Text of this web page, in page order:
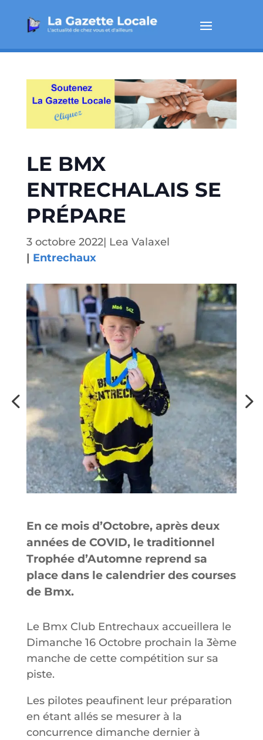
LE BMX
ENTRECHALAIS SE
PRÉPARE
3 octobre 2022| Lea Valaxel
| Entrechaux
En ce mois d’Octobre, après deux
années de COVID, le traditionnel
Trophée d’Automne reprend sa
place dans le calendrier des courses
de Bmx.
Le Bmx Club Entrechaux accueillera le
Dimanche 16 Octobre prochain la 3ème
manche de cette compétition sur sa
piste.
Les pilotes peaufinent leur préparation
en étant allés se mesurer à la
concurrence dimanche dernier à